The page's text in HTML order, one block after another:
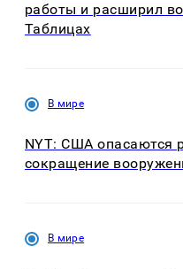
работы и расширил
Таблицах
В мире
NYT: США опасаются
сокращение
В мире